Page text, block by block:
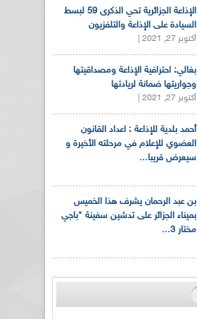
الإذاعة الجزائرية تحي الذكرى 59 لبسط
السيادة على الإذاعة والتلفزيون
أكتوبر 27, 2021 |
بغالي: احترافية الإذاعة ومصداقيتها
وجواريتها ضمانة لريادتها
أكتوبر 27, 2021 |
أحمد بلدية للإذاعة : اعداد القانون
العضوي للإعلام في مرحلته الأخيرة و
سيعرض قريبا...
بن عبد الرحمان يشرف هذا الخميس
بميناء الجزائر على تدشين سفينة "باجي
مختار 3...